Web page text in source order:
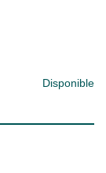
Disponible